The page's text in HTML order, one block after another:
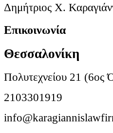
Δημήτριος Χ.
Επικοινωνία
Θεσσαλονίκη
Πολυτεχνείου 21 (6ος
2103301919